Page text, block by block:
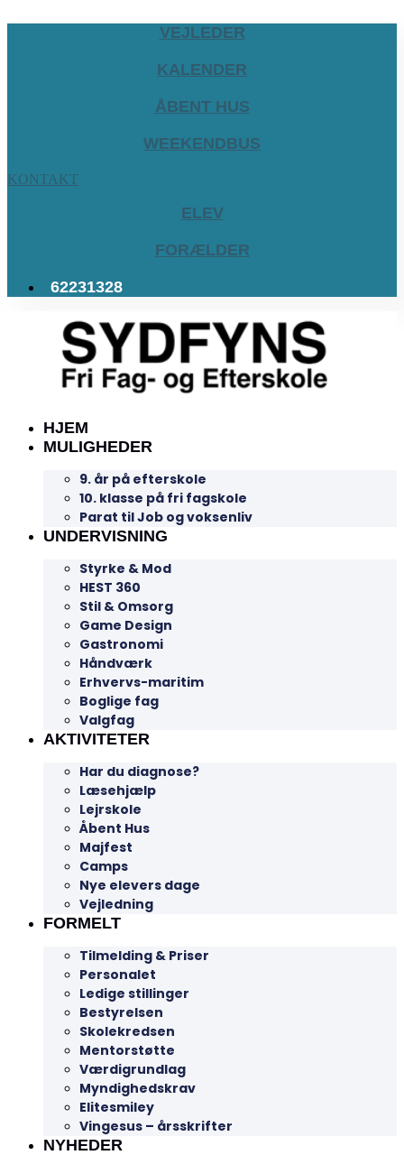
VEJLEDER
KALENDER
ÅBENT HUS
WEEKENDBUS
KONTAKT
ELEV
FORÆLDER
62231328
HJEM
MULIGHEDER
9. år på efterskole
10. klasse på fri fagskole
Parat til Job og voksenliv
UNDERVISNING
Styrke & Mod
HEST 360
Stil & Omsorg
Game Design
Gastronomi
Håndværk
Erhvervs-maritim
Boglige fag
Valgfag
AKTIVITETER
Har du diagnose?
Læsehjælp
Lejrskole
Åbent Hus
Majfest
Camps
Nye elevers dage
Vejledning
FORMELT
Tilmelding & Priser
Personalet
Ledige stillinger
Bestyrelsen
Skolekredsen
Mentorstøtte
Værdigrundlag
Myndighedskrav
Elitesmiley
Vingesus – årsskrifter
NYHEDER